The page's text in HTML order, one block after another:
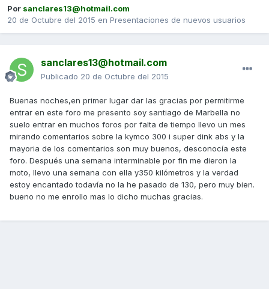
Por sanclares13@hotmail.com
20 de Octubre del 2015 en Presentaciones de nuevos usuarios
sanclares13@hotmail.com
Publicado 20 de Octubre del 2015
Buenas noches,en primer lugar dar las gracias por permitirme
entrar en este foro me presento soy santiago de Marbella no
suelo entrar en muchos foros por falta de tiempo llevo un mes
mirando comentarios sobre la kymco 300 i super dink abs y la
mayoria de los comentarios son muy buenos, desconocía este
foro. Después una semana interminable por fin me dieron la
moto, llevo una semana con ella y350 kilómetros y la verdad
estoy encantado todavía no la he pasado de 130, pero muy bien.
bueno no me enrollo mas lo dicho muchas gracias.